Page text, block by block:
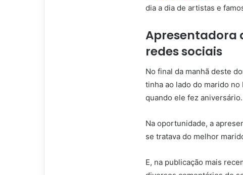
dia a dia de artistas e
Apresentadora
redes sociais
No final da manhã deste
tinha ao lado do marido no
quando ele fez aniversário.
Na oportunidade, a
se tratava do melhor
E, na publicação mais